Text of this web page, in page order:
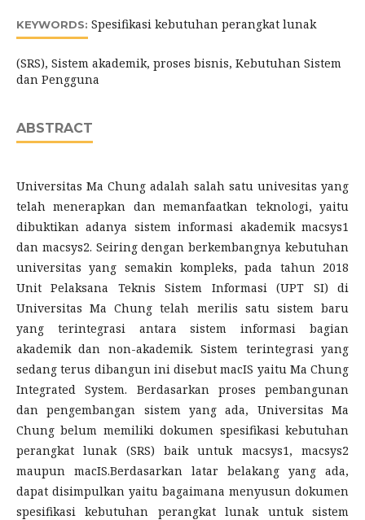
KEYWORDS: Spesifikasi kebutuhan perangkat lunak
(SRS), Sistem akademik, proses bisnis, Kebutuhan Sistem
dan Pengguna
ABSTRACT
Universitas Ma Chung adalah salah satu univesitas yang
telah menerapkan dan memanfaatkan teknologi, yaitu
dibuktikan adanya sistem informasi akademik macsys1
dan macsys2. Seiring dengan berkembangnya kebutuhan
universitas yang semakin kompleks, pada tahun 2018
Unit Pelaksana Teknis Sistem Informasi (UPT SI) di
Universitas Ma Chung telah merilis satu sistem baru
yang terintegrasi antara sistem informasi bagian
akademik dan non-akademik. Sistem terintegrasi yang
sedang terus dibangun ini disebut macIS yaitu Ma Chung
Integrated System. Berdasarkan proses pembangunan
dan pengembangan sistem yang ada, Universitas Ma
Chung belum memiliki dokumen spesifikasi kebutuhan
perangkat lunak (SRS) baik untuk macsys1, macsys2
maupun macIS.Berdasarkan latar belakang yang ada,
dapat disimpulkan yaitu bagaimana menyusun dokumen
spesifikasi kebutuhan perangkat lunak untuk sistem